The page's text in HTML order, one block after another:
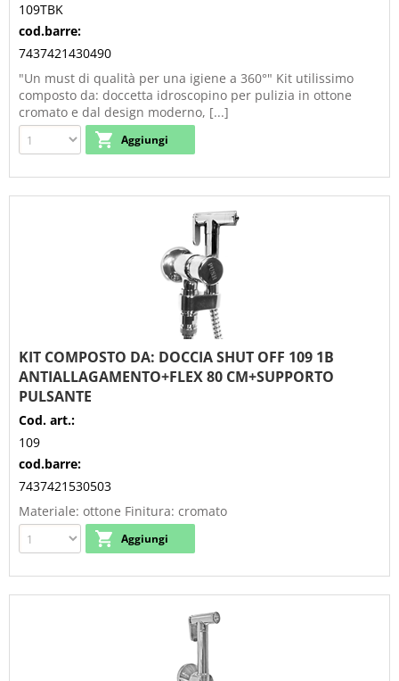
109TBK
cod.barre:
7437421430490
"Un must di qualità per una igiene a 360°" Kit utilissimo
composto da: doccetta idroscopino per pulizia in ottone
cromato e dal design moderno, [...]
KIT COMPOSTO DA: DOCCIA SHUT OFF 109 1B
ANTIALLAGAMENTO+FLEX 80 CM+SUPPORTO
PULSANTE
Cod. art.:
109
cod.barre:
7437421530503
Materiale: ottone Finitura: cromato